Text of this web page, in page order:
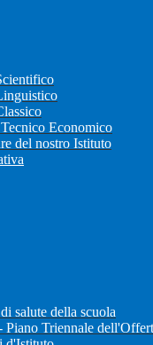
Economico
del nostro Istituto
salute della scuola
Piano Triennale